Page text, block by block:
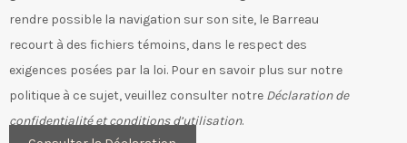
rendre possible la navigation sur son site, le Barreau
recourt à des fichiers témoins, dans le respect des
exigences posées par la loi. Pour en savoir plus sur notre
politique à ce sujet, veuillez consulter notre Déclaration de
confidentialité et conditions d’utilisation.